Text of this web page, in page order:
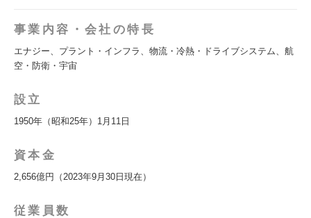
事業内容・会社の特長
エナジー、プラント・インフラ、物流・冷熱・ドライブシステム、航
空・防衛・宇宙
設立
1950年（昭和25年）1月11日
資本金
2,656億円（2023年9月30日現在）
従業員数